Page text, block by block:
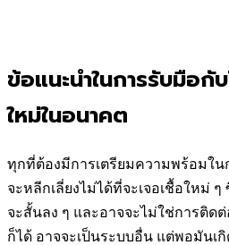
ข้อแนะนำในการรับมือ
ใหม่ในอนาคต
ทุกที่ต้องมีการเตรียมความพร้อมใน
จะหลีกเลี่ยงไม่ได้ที่จะเจอเชื้อใหม่
จะสั้นลง ๆ และอาจจะไม่ใช่การติด
ก็ได้ อาจจะเป็นระบบอื่น แต่พอมันเ